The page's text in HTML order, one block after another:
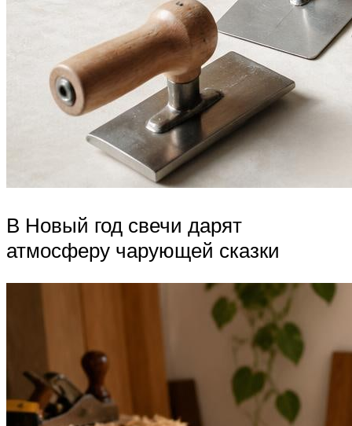
В Новый год свечи дарят
атмосферу чарующей сказки